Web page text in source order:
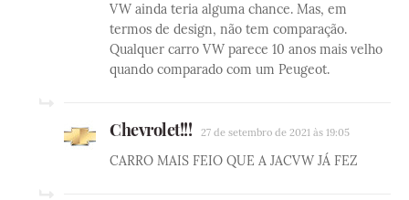
VW ainda teria alguma chance. Mas, em
termos de design, não tem comparação.
Qualquer carro VW parece 10 anos mais velho
quando comparado com um Peugeot.
Chevrolet!!! 27 de setembro de 2021 às 19:05
CARRO MAIS FEIO QUE A JACVW JÁ FEZ